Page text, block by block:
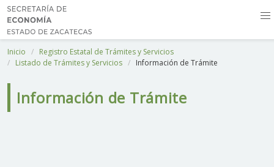
Inicio
Registro Estatal de Trámites y Servicios
Listado de Trámites y Servicios
Información de Trámite
Información de Trámite